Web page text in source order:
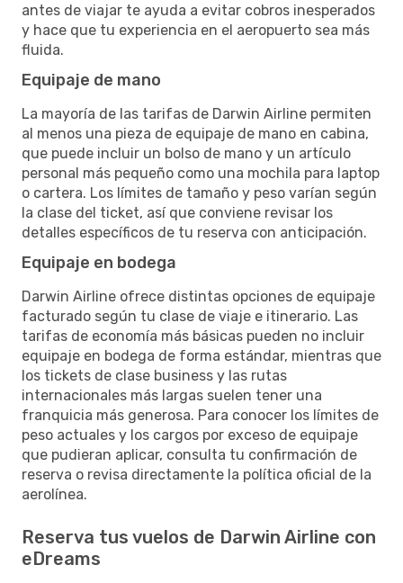
antes de viajar te ayuda a evitar cobros inesperados
y hace que tu experiencia en el aeropuerto sea más
fluida.
Equipaje de mano
La mayoría de las tarifas de Darwin Airline permiten
al menos una pieza de equipaje de mano en cabina,
que puede incluir un bolso de mano y un artículo
personal más pequeño como una mochila para laptop
o cartera. Los límites de tamaño y peso varían según
la clase del ticket, así que conviene revisar los
detalles específicos de tu reserva con anticipación.
Equipaje en bodega
Darwin Airline ofrece distintas opciones de equipaje
facturado según tu clase de viaje e itinerario. Las
tarifas de economía más básicas pueden no incluir
equipaje en bodega de forma estándar, mientras que
los tickets de clase business y las rutas
internacionales más largas suelen tener una
franquicia más generosa. Para conocer los límites de
peso actuales y los cargos por exceso de equipaje
que pudieran aplicar, consulta tu confirmación de
reserva o revisa directamente la política oficial de la
aerolínea.
Reserva tus vuelos de Darwin Airline con
eDreams